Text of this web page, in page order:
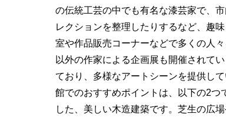
の伝統工芸の中でも有名な漆芸家で、
レクションを整理したりするなど、趣
室や作品販売コーナーなどで多くの人
以外の作家による企画展も開催されて
ており、多様なアートシーンを提供し
館でのおすすめポイントは、以下の2つ
した、美しい木造建築です。芝生の広